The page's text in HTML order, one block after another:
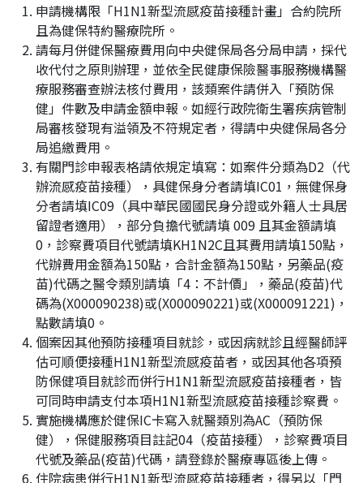
申請機構限「H1N1新型流感疫苗接種計畫」合約院所
且為健保特約醫療院所。
請每月併健保醫療費用向中央健保局各分局申請，採代
收代付之原則辦理，並依全民健康保險醫事服務機構醫
療服務審查辦法核付費用，該類案件請併入「預防保
健」件數及申請金額申報。如經行政院衛生署疾病管制
局審核發現有溢領及不符規定者，得請中央健保局各分
局追繳費用。
有關門診申報表格請依規定填寫：如案件分類為D2（代
辦流感疫苗接種），具健保身分者請填IC01，無健保身
分者請填IC09（具中華民國國民身分證或外籍人士具居
留證者適用），部分負擔代號請填 009 且其金額請填
0，診察費項目代號請填KH1N2C且其費用請填150點，
代辦費用金額為150點，合計金額為150點，另藥品(疫
苗)代碼之醫令類別請填「4：不計價」，藥品(疫苗)代
碼為(X000090238)或(X000090221)或(X000091221)，
點數請填0。
個案因其他預防接種項目就診，或因病就診且經醫師評
估可順便接種H1N1新型流感疫苗者，或因其他各項預
防保健項目就診而併行H1N1新型流感疫苗接種者，皆
可同時申請支付本項H1N1新型流感疫苗接種診察費。
實施機構應於健保IC卡寫入就醫類別為AC（預防保
健），保健服務項目註記04（疫苗接種），診察費項目
代號及藥品(疫苗)代碼，請登錄於醫療專區後上傳。
住院病患併行H1N1新型流感疫苗接種者，得另以「門